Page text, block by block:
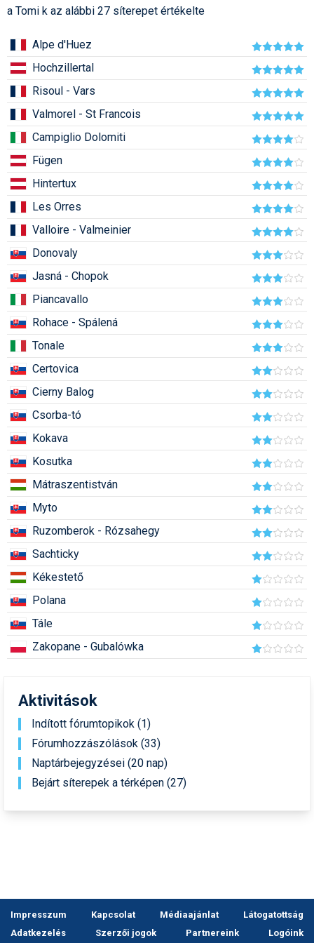
Humor
Hütte
Ingatlan
Interjúk
Játékok
Kerékpár
Korcsolya
Könyvajánló
Munkavállalás
Olvasnivaló
Pályázatok
Portálinfo
Rajzok
Síbérletárak
Síbörze
Sícipő
Sífelszerelés
Sífutás
Síléc
Símánia
Síoktatás
Síruházat
Síszerviz
Snowboard
Snowboardfelszerelés
Telemark
Téli sportok
a Tomi k az alábbi 27 síterepet értékelte
Alpe d'Huez
Hochzillertal
Risoul - Vars
Valmorel - St Francois
Campiglio Dolomiti
Fügen
Hintertux
Les Orres
Valloire - Valmeinier
Donovaly
Jasná - Chopok
Piancavallo
Rohace - Spálená
Tonale
Certovica
Cierny Balog
Csorba-tó
Kokava
Kosutka
Mátraszentistván
Myto
Ruzomberok - Rózsahegy
Sachticky
Kékestető
Polana
Tále
Zakopane - Gubalówka
Aktivitások
Indított fórumtopikok (1)
Fórumhozzászólások (33)
Naptárbejegyzései (20 nap)
Bejárt síterepek a térképen (27)
Impresszum Kapcsolat Médiaajánlat
Látogatottság
Adatkezelés
Szerzői jogok Partnereink Logóink